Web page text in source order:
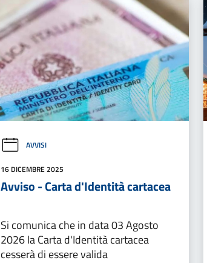
AVVISI
16 DICEMBRE 2025
Avviso - Carta d'Identità cartacea
Si comunica che in data 03 Agosto
2026 la Carta d'Identità cartacea
cesserà di essere valida